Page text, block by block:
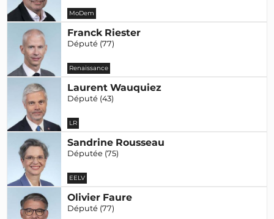
MoDem
Franck Riester
Député (77)
Renaissance
Laurent Wauquiez
Député (43)
LR
Sandrine Rousseau
Députée (75)
EELV
Olivier Faure
Député (77)